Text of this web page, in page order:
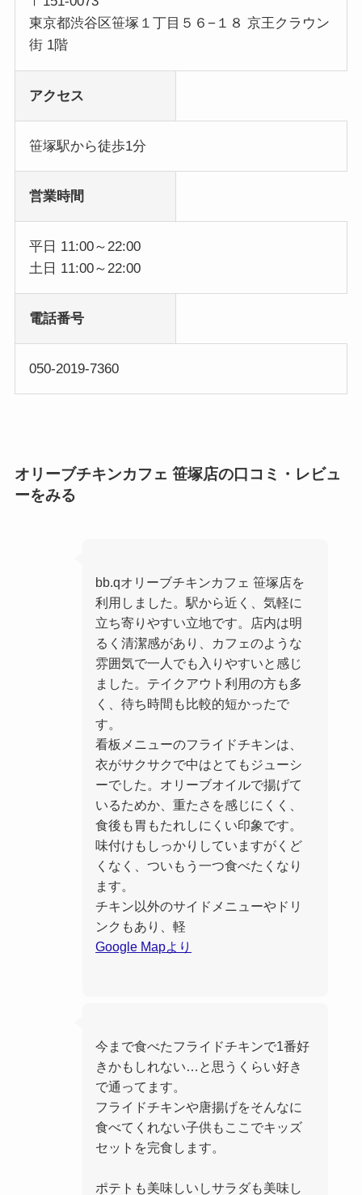
東京都渋谷区笹塚１丁目５６−１８ 京王クラウン
街 1階
アクセス
笹塚駅から徒歩1分
営業時間
平日 11:00～22:00
土日 11:00～22:00
電話番号
050-2019-7360
オリーブチキンカフェ 笹塚店の口コミ・レビュ
ーをみる
bb.qオリーブチキンカフェ 笹塚店を
利用しました。駅から近く、気軽に
立ち寄りやすい立地です。店内は明
るく清潔感があり、カフェのような
雰囲気で一人でも入りやすいと感じ
ました。テイクアウト利用の方も多
く、待ち時間も比較的短かったで
す。
看板メニューのフライドチキンは、
衣がサクサクで中はとてもジューシ
ーでした。オリーブオイルで揚げて
いるためか、重たさを感じにくく、
食後も胃もたれしにくい印象です。
味付けもしっかりしていますがくど
くなく、ついもう一つ食べたくなり
ます。
チキン以外のサイドメニューやドリ
ンクもあり、軽
Google Mapより
今まで食べたフライドチキンで1番好
きかもしれない…と思うくらい好き
で通ってます。
フライドチキンや唐揚げをそんなに
食べてくれない子供もここでキッズ
セットを完食します。
ポテトも美味しいしサラダも美味し